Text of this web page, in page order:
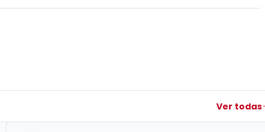
Ver todas